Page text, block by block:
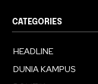
CATEGORIES
HEADLINE
DUNIA KAMPUS